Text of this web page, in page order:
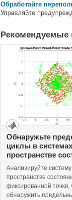
Обработайте
Управляйте
Рекомендуемые
Обнаружьте
циклы в
пространстве
фиксированной
Анализируйте
пространстве
фиксированной точки,
обнаружить